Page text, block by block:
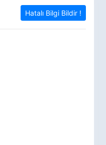
Hatalı Bilgi Bildir !